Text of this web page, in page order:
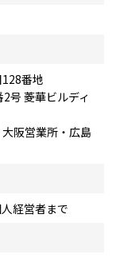
番地
号 菱華ビルディ
阪営業所・広島
経営者まで